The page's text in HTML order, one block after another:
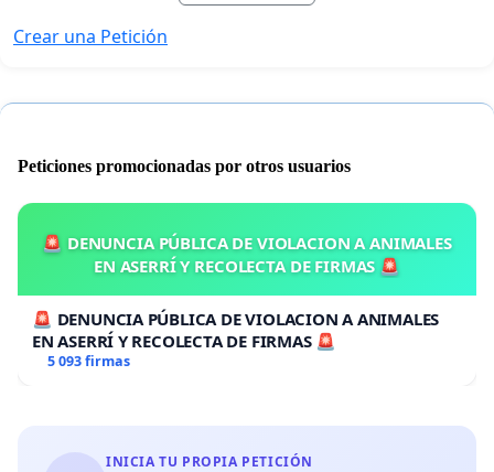
Crear una Petición
Peticiones promocionadas por otros usuarios
🚨 DENUNCIA PÚBLICA DE VIOLACION A ANIMALES
EN ASERRÍ Y RECOLECTA DE FIRMAS 🚨
🚨 DENUNCIA PÚBLICA DE VIOLACION A ANIMALES
EN ASERRÍ Y RECOLECTA DE FIRMAS 🚨
5 093 firmas
INICIA TU PROPIA PETICIÓN